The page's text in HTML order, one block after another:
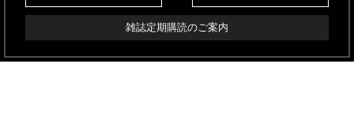
雑誌定期購読のご案内